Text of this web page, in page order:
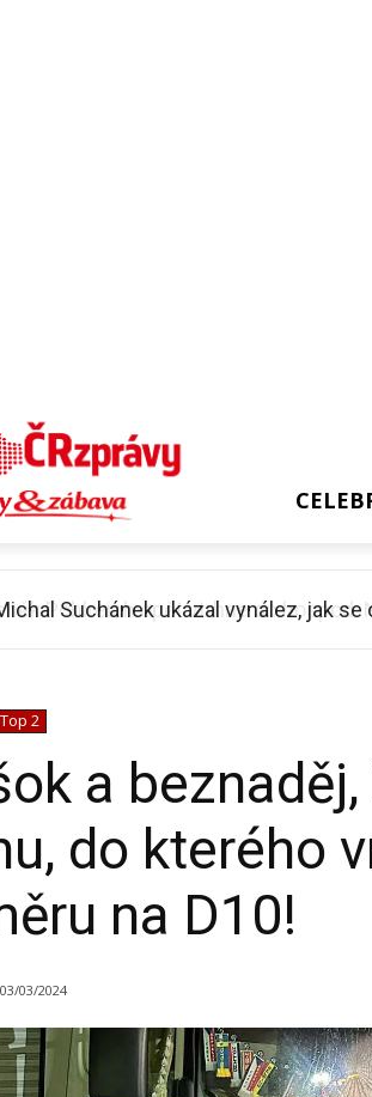
Suchánek ukázal vynález, jak
Top 2
a
do kterého
na D10!
03/03/2024